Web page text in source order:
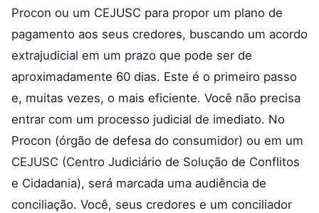
Procon ou um CEJUSC para propor um plano de
pagamento aos seus credores, buscando um acordo
extrajudicial em um prazo que pode ser de
aproximadamente 60 dias. Este é o primeiro passo
e, muitas vezes, o mais eficiente. Você não precisa
entrar com um processo judicial de imediato. No
Procon (órgão de defesa do consumidor) ou em um
CEJUSC (Centro Judiciário de Solução de Conflitos
e Cidadania), será marcada uma audiência de
conciliação. Você, seus credores e um conciliador